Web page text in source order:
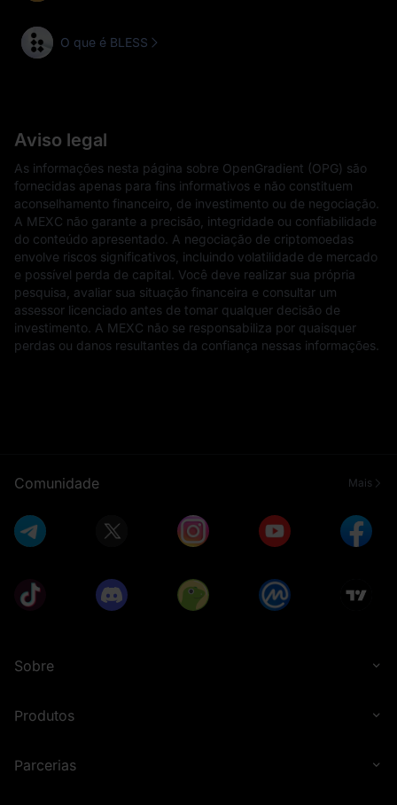
O que é BLESS
Aviso legal
As informações nesta página sobre OpenGradient (OPG) são
fornecidas apenas para fins informativos e não constituem
aconselhamento financeiro, de investimento ou de negociação.
A MEXC não garante a precisão, integridade ou confiabilidade
do conteúdo apresentado. A negociação de criptomoedas
envolve riscos significativos, incluindo volatilidade de mercado
e possível perda de capital. Você deve realizar sua própria
pesquisa, avaliar sua situação financeira e consultar um
assessor licenciado antes de tomar qualquer decisão de
investimento. A MEXC não se responsabiliza por quaisquer
perdas ou danos resultantes da confiança nessas informações.
Comunidade Mais
Sobre
Produtos
Parcerias